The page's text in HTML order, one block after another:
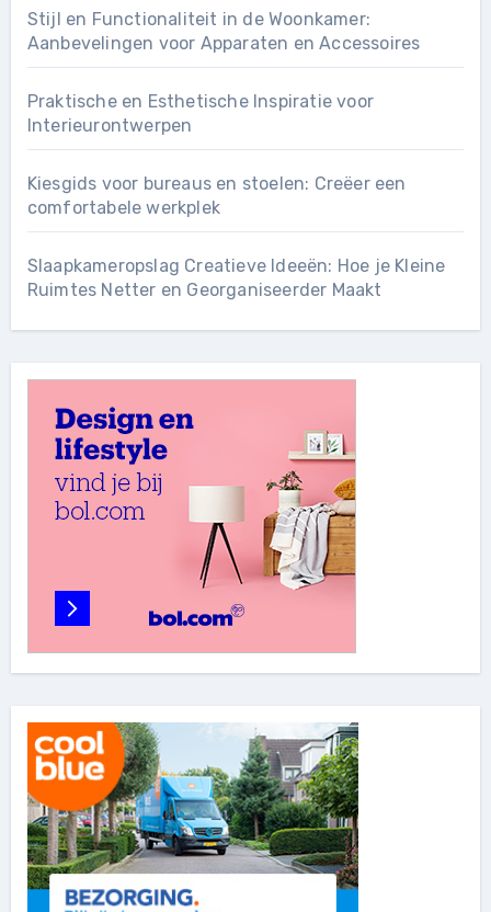
Stijl en Functionaliteit in de Woonkamer:
Aanbevelingen voor Apparaten en Accessoires
Praktische en Esthetische Inspiratie voor
Interieurontwerpen
Kiesgids voor bureaus en stoelen: Creëer een
comfortabele werkplek
Slaapkameropslag Creatieve Ideeën: Hoe je Kleine
Ruimtes Netter en Georganiseerder Maakt